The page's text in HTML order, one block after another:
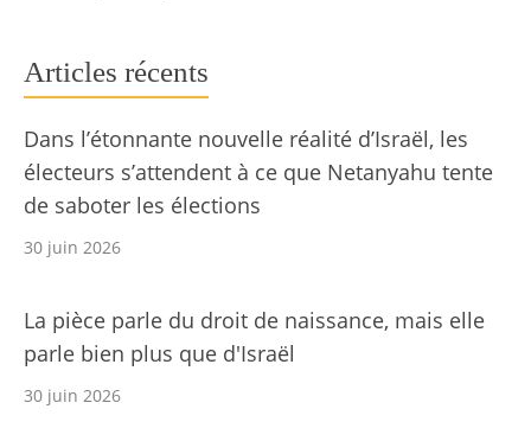
Articles récents
Dans l’étonnante nouvelle réalité d’Israël, les
électeurs s’attendent à ce que Netanyahu tente
de saboter les élections
30 juin 2026
La pièce parle du droit de naissance, mais elle
parle bien plus que d'Israël
30 juin 2026